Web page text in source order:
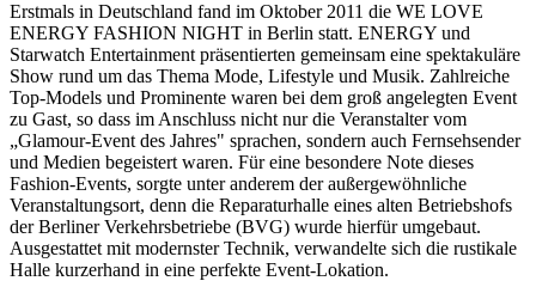
Erstmals in Deutschland fand im Oktober 2011 die WE LOVE
ENERGY FASHION NIGHT in Berlin statt. ENERGY und
Starwatch Entertainment präsentierten gemeinsam eine spektakuläre
Show rund um das Thema Mode, Lifestyle und Musik. Zahlreiche
Top-Models und Prominente waren bei dem groß angelegten Event
zu Gast, so dass im Anschluss nicht nur die Veranstalter vom
„Glamour-Event des Jahres" sprachen, sondern auch Fernsehsender
und Medien begeistert waren. Für eine besondere Note dieses
Fashion-Events, sorgte unter anderem der außergewöhnliche
Veranstaltungsort, denn die Reparaturhalle eines alten Betriebshofs
der Berliner Verkehrsbetriebe (BVG) wurde hierfür umgebaut.
Ausgestattet mit modernster Technik, verwandelte sich die rustikale
Halle kurzerhand in eine perfekte Event-Lokation.